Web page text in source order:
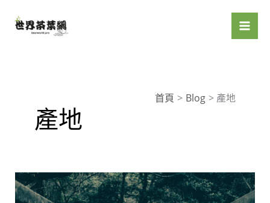
首頁 Blog 產地
產地
台
北